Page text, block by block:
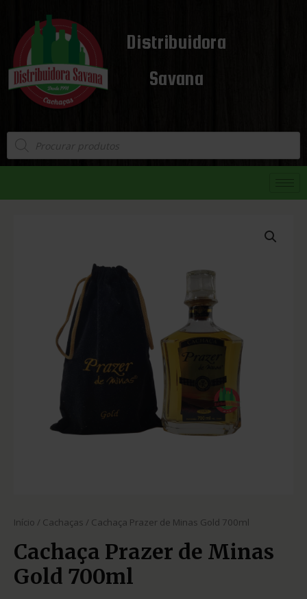
Distribuidora
Savana
Início / Cachaças / Cachaça Prazer de Minas Gold 700ml
Cachaça Prazer de Minas
Gold 700ml